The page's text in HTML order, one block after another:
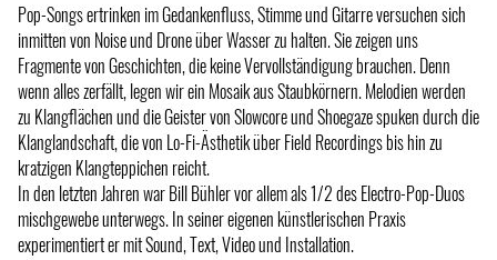
Pop-Songs ertrinken im Gedankenfluss, Stimme und Gitarre versuchen sich
inmitten von Noise und Drone über Wasser zu halten. Sie zeigen uns
Fragmente von Geschichten, die keine Vervollständigung brauchen. Denn
wenn alles zerfällt, legen wir ein Mosaik aus Staubkörnern. Melodien werden
zu Klangflächen und die Geister von Slowcore und Shoegaze spuken durch die
Klanglandschaft, die von Lo-Fi-Ästhetik über Field Recordings bis hin zu
kratzigen Klangteppichen reicht.
In den letzten Jahren war Bill Bühler vor allem als 1/2 des Electro-Pop-Duos
mischgewebe unterwegs. In seiner eigenen künstlerischen Praxis
experimentiert er mit Sound, Text, Video und Installation.